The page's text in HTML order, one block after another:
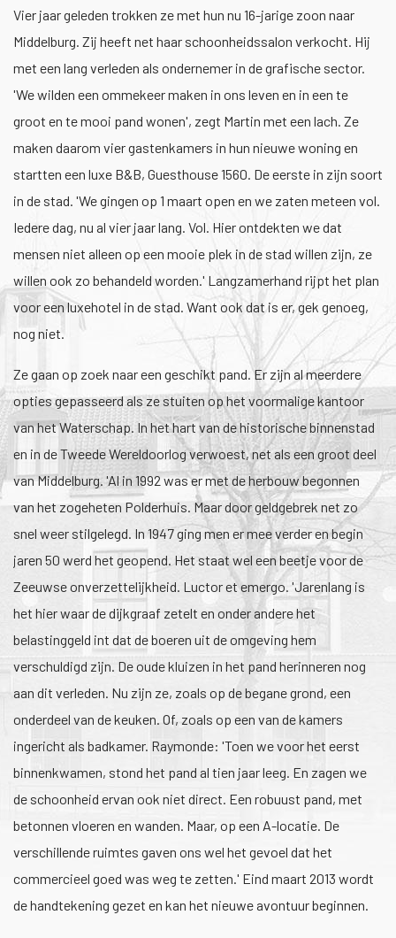
Vier jaar geleden trokken ze met hun nu 16-jarige zoon naar
Middelburg. Zij heeft net haar schoonheidssalon verkocht. Hij
met een lang verleden als ondernemer in de grafische sector.
'We wilden een ommekeer maken in ons leven en in een te
groot en te mooi pand wonen', zegt Martin met een lach. Ze
maken daarom vier gastenkamers in hun nieuwe woning en
startten een luxe B&B, Guesthouse 1560. De eerste in zijn soort
in de stad. 'We gingen op 1 maart open en we zaten meteen vol.
Iedere dag, nu al vier jaar lang. Vol. Hier ontdekten we dat
mensen niet alleen op een mooie plek in de stad willen zijn, ze
willen ook zo behandeld worden.' Langzamerhand rijpt het plan
voor een luxehotel in de stad. Want ook dat is er, gek genoeg,
nog niet.
Ze gaan op zoek naar een geschikt pand. Er zijn al meerdere
opties gepasseerd als ze stuiten op het voormalige kantoor
van het Waterschap. In het hart van de historische binnenstad
en in de Tweede Wereldoorlog verwoest, net als een groot deel
van Middelburg. 'Al in 1992 was er met de herbouw begonnen
van het zogeheten Polderhuis. Maar door geldgebrek net zo
snel weer stilgelegd. In 1947 ging men er mee verder en begin
jaren 50 werd het geopend. Het staat wel een beetje voor de
Zeeuwse onverzettelijkheid. Luctor et emergo. 'Jarenlang is
het hier waar de dijkgraaf zetelt en onder andere het
belastinggeld int dat de boeren uit de omgeving hem
verschuldigd zijn. De oude kluizen in het pand herinneren nog
aan dit verleden. Nu zijn ze, zoals op de begane grond, een
onderdeel van de keuken. Of, zoals op een van de kamers
ingericht als badkamer. Raymonde: 'Toen we voor het eerst
binnenkwamen, stond het pand al tien jaar leeg. En zagen we
de schoonheid ervan ook niet direct. Een robuust pand, met
betonnen vloeren en wanden. Maar, op een A-locatie. De
verschillende ruimtes gaven ons wel het gevoel dat het
commercieel goed was weg te zetten.' Eind maart 2013 wordt
de handtekening gezet en kan het nieuwe avontuur beginnen.